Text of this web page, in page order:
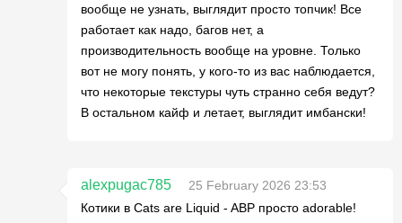
вообще не узнать, выглядит просто топчик! Все
работает как надо, багов нет, а
производительность вообще на уровне. Только
вот не могу понять, у кого-то из вас наблюдается,
что некоторые текстуры чуть странно себя ведут?
В остальном кайф и летает, выглядит имбански!
alexpugac785
25 February 2026 23:53
Котики в Cats are Liquid - ABP просто adorable!